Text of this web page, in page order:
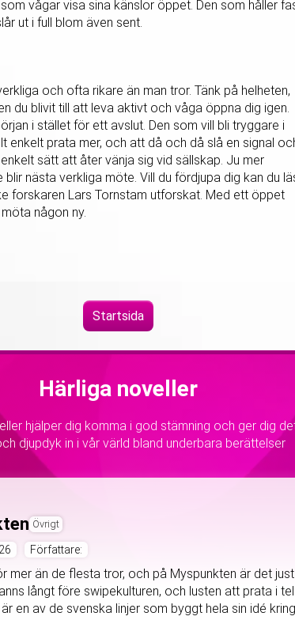
vågar visa sina känslor öppet. Den som håller
ut i full blom även sent.
och ofta rikare än man tror. Tänk på helheten,
du blivit till att leva aktivt och våga öppna dig igen.
i stället för ett avslut. Den som vill bli tryggare i
enkelt prata mer, och att då och då slå en signal
sätt att åter vänja sig vid sällskap. Ju mer
nästa verkliga möte. Vill du fördjupa dig kan du
forskaren Lars Tornstam utforskat. Med ett öppet
någon ny.
Startsida
Härliga noveller
hjälper dig komma i god stämning och ger dig
djupdyk in i vår värld bland underbara berättelser
Övrigt
Författare:
mer än de flesta tror, och på Myspunkten är det
långt före swipekulturen, och lusten att prata i
en av de svenska linjer som byggt hela sin idé